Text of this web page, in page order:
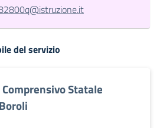
del servizio
Statale